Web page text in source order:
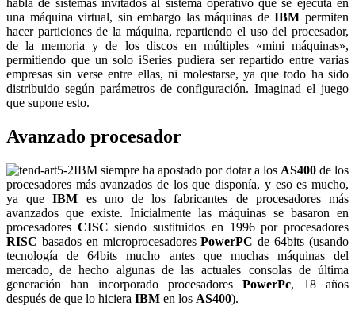
habla de sistemas invitados al sistema operativo que se ejecuta en
una máquina virtual, sin embargo las máquinas deIBM permiten
hacer particiones de la máquina, repartiendo el uso del procesador,
de la memoria y de los discos en múltiples «mini máquinas»,
permitiendo que un solo iSeries pudiera ser repartido entre varias
empresas sin verse entre ellas, ni molestarse, ya que todo ha sido
distribuido según parámetros de configuración. Imaginad el juego
que supone esto.
Avanzado procesador
IBM siempre ha apostado por dotar a los AS400de los
procesadores más avanzados de los que disponía, y eso es mucho,
ya queIBM es uno de los fabricantes de procesadores más
avanzados que existe. Inicialmente las máquinas se basaron en
procesadores CISC siendo sustituidos en 1996 por procesadores
RISC basados en microprocesadoresPowerPC de 64bits (usando
tecnología de 64bits mucho antes que muchas máquinas del
mercado, de hecho algunas de las actuales consolas de última
generación han incorporado procesadores PowerPc, 18 años
después de que lo hiciera IBM en los AS400).